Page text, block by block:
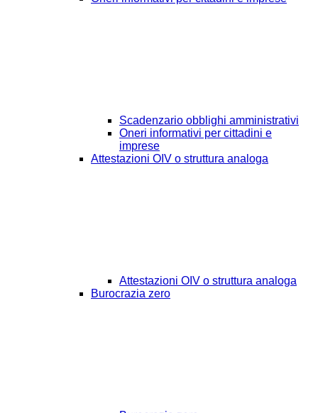
Scadenzario obblighi amministrativi
Oneri informativi per cittadini e
imprese
Attestazioni OIV o struttura analoga
Attestazioni OIV o struttura analoga
Burocrazia zero